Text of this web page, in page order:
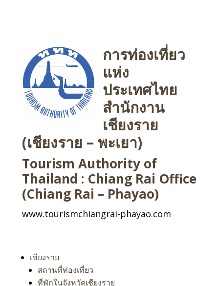
การท่องเที่ยว
แห่ง
ประเทศไทย
สำนักงาน
เชียงราย
(เชียงราย – พะเยา)
Tourism Authority of
Thailand : Chiang Rai Office
(Chiang Rai – Phayao)
www.tourismchiangrai-phayao.com
เชียงราย
สถานที่ท่องเที่ยว
ที่พักในจังหวัดเชียงราย